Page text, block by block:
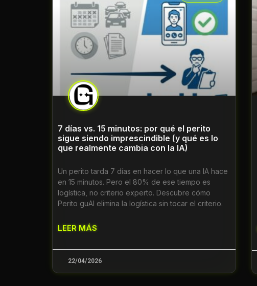
7 días vs. 15 minutos: por qué el perito
sigue siendo imprescindible (y qué es lo
que realmente cambia con la IA)
Un perito tarda 7 días en hacer lo que una IA hace
en 15 minutos. Pero el 80% de ese tiempo es
logística, no criterio experto. Descubre cómo
Perito guAI elimina la logística sin tocar el criterio.
LEER MÁS
22/04/2026